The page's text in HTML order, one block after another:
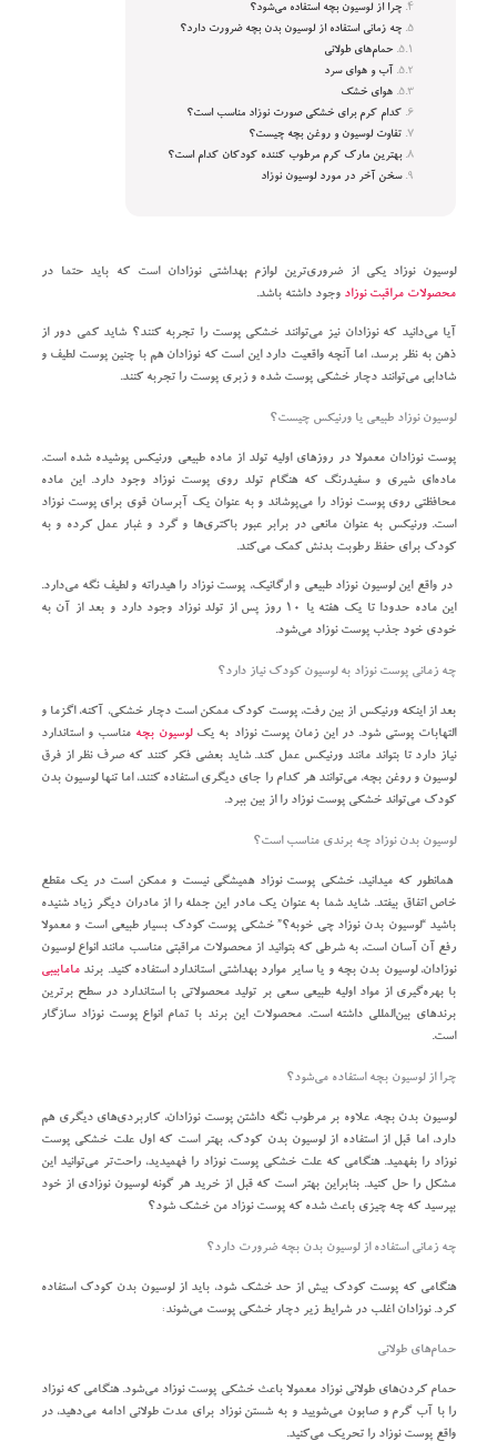
چرا از لوسیون بچه استفاده می‌شود؟
چه زمانی استفاده از لوسیون بدن بچه ضرورت دارد؟
حمام‌های طولانی
آب و هوای سرد
هوای خشک
کدام کرم برای خشکی صورت نوزاد مناسب است؟
تفاوت لوسیون و روغن بچه چیست؟
بهترین مارک کرم مرطوب کننده کودکان کدام است؟
سخن آخر در مورد لوسیون نوزاد
لوسیون نوزاد یکی از ضروری‌ترین لوازم بهداشتی نوزادان است که باید حتما در
محصولات مراقبت نوزاد وجود داشته باشد.
آیا می‌دانید که نوزادان نیز می‌توانند خشکی پوست را تجربه کنند؟ شاید کمی دور از
ذهن به نظر برسد، اما آنچه واقعیت دارد این است که نوزادان هم با چنین پوست لطیف و
شادابی می‌توانند دچار خشکی پوست شده و زبری پوست را تجربه کنند.
لوسیون نوزاد طبیعی یا ورنیکس چیست؟
پوست نوزادان معمولا در روزهای اولیه تولد از ماده طبیعی ورنیکس پوشیده شده است.
ماده‌ای شیری و سفیدرنگ که هنگام تولد روی پوست نوزاد وجود دارد. این ماده
محافظتی روی پوست نوزاد را می‌پوشاند و به عنوان یک آبرسان قوی برای پوست نوزاد
است. ورنیکس به عنوان مانعی در برابر عبور باکتری‌ها و گرد و غبار عمل کرده و به
کودک برای حفظ رطوبت بدنش کمک می‌کند.
در واقع این لوسیون نوزاد طبیعی و ارگانیک، پوست نوزاد را هیدراته و لطیف نگه می‌دارد.
این ماده حدودا تا یک هفته یا ۱۰ روز پس از تولد نوزاد وجود دارد و بعد از آن به
خودی خود جذب پوست نوزاد می‌شود.
چه زمانی پوست نوزاد به لوسیون کودک نیاز دارد؟
بعد از اینکه ورنیکس از بین رفت، پوست کودک ممکن است دچار خشکی، آکنه، اگزما و
التهابات پوستی شود. در این زمان پوست نوزاد به یکلوسیون بچه مناسب و استاندارد
نیاز دارد تا بتواند مانند ورنیکس عمل کند. شاید بعضی فکر کنند که صرف نظر از فرق
لوسیون و روغن بچه، می‌توانند هر کدام را جای دیگری استفاده کنند، اما تنها لوسیون بدن
کودک می‌تواند خشکی پوست نوزاد را از بین ببرد.
لوسیون بدن نوزاد چه برندی مناسب است؟
همانطور که میدانید، خشکی پوست نوزاد همیشگی نیست و ممکن است در یک مقطع
خاص اتفاق بیفتد. شاید شما به عنوان یک مادر این جمله را از مادران دیگر زیاد شنیده
باشید “لوسیون بدن نوزاد چی خوبه؟” خشکی پوست کودک بسیار طبیعی است و معمولا
رفع آن آسان است، به شرطی که بتوانید از محصولات مراقبتی مناسب مانند انواع لوسیون
نوزادان، لوسیون بدن بچه و یا سایر موارد بهداشتی استاندارد استفاده کنید. برندمامابیبی
با بهره‌گیری از مواد اولیه طبیعی سعی بر تولید محصولاتی با استاندارد در سطح برترین
برندهای بین‌المللی داشته است. محصولات این برند با تمام انواع پوست نوزاد سازگار
است.
چرا از لوسیون بچه استفاده می‌شود؟
لوسیون بدن بچه، علاوه بر مرطوب نگه داشتن پوست نوزادان، کاربردی‌های دیگری هم
دارد، اما قبل از استفاده از لوسیون بدن کودک، بهتر است که اول علت خشکی پوست
نوزاد را بفهمید. هنگامی که علت خشکی پوست نوزاد را فهمیدید، راحت‌تر می‌توانید این
مشکل را حل کنید. بنابراین بهتر است که قبل از خرید هر گونه لوسیون نوزادی از خود
بپرسید که چه چیزی باعث شده که پوست نوزاد من خشک شود؟
چه زمانی استفاده از لوسیون بدن بچه ضرورت دارد؟
هنگامی که پوست کودک بیش از حد خشک شود، باید از لوسیون بدن کودک استفاده
کرد. نوزادان اغلب در شرایط زیر دچار خشکی پوست می‌شوند:
حمام‌های طولانی
حمام کردن‌های طولانی نوزاد معمولا باعث خشکی پوست نوزاد می‌شود. هنگامی که نوزاد
را با آب گرم و صابون می‌شویید و به شستن نوزاد برای مدت طولانی ادامه می‌دهید، در
واقع پوست نوزاد را تحریک می‌کنید.